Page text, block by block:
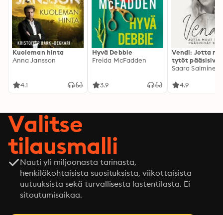
Kuoleman hinta
Anna Jansson
4.1
Hyvä Debbie
Freida McFadden
3.9
Vendi: Jotta
tytöt pääsisivät
kotiin
Saara Salminen
4.9
Valitse
tilausmalli
Nauti yli miljoonasta tarinasta,
henkilökohtaisista suosituksista, viikottaisista
uutuuksista sekä turvallisesta lastentilasta. Ei
sitoutumisaikaa.